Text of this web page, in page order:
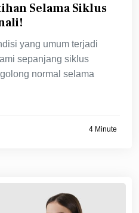
Selama Siklus
yang umum terjadi
sepanjang siklus
normal selama
4 Minute